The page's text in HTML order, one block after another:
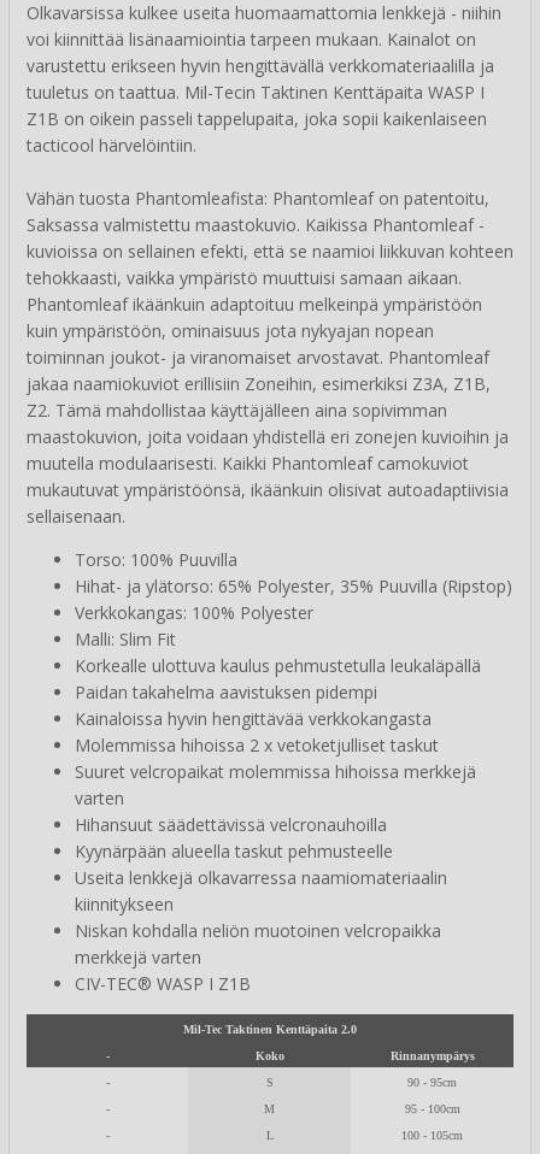
Olkavarsissa kulkee useita huomaamattomia lenkkejä - niihin
voi kiinnittää lisänaamiointia tarpeen mukaan. Kainalot on
varustettu erikseen hyvin hengittävällä verkkomateriaalilla ja
tuuletus on taattua. Mil-Tecin Taktinen Kenttäpaita WASP I
Z1B on oikein passeli tappelupaita, joka sopii kaikenlaiseen
tacticool härvelöintiin.
Vähän tuosta Phantomleafista: Phantomleaf on patentoitu,
Saksassa valmistettu maastokuvio. Kaikissa Phantomleaf -
kuvioissa on sellainen efekti, että se naamioi liikkuvan kohteen
tehokkaasti, vaikka ympäristö muuttuisi samaan aikaan.
Phantomleaf ikäänkuin adaptoituu melkeinpä ympäristöön
kuin ympäristöön, ominaisuus jota nykyajan nopean
toiminnan joukot- ja viranomaiset arvostavat. Phantomleaf
jakaa naamiokuviot erillisiin Zoneihin, esimerkiksi Z3A, Z1B,
Z2. Tämä mahdollistaa käyttäjälleen aina sopivimman
maastokuvion, joita voidaan yhdistellä eri zonejen kuvioihin ja
muutella modulaarisesti. Kaikki Phantomleaf camokuviot
mukautuvat ympäristöönsä, ikäänkuin olisivat autoadaptiivisia
sellaisenaan.
Torso: 100% Puuvilla
Hihat- ja ylätorso: 65% Polyester, 35% Puuvilla (Ripstop)
Verkkokangas: 100% Polyester
Malli: Slim Fit
Korkealle ulottuva kaulus pehmustetulla leukaläpällä
Paidan takahelma aavistuksen pidempi
Kainaloissa hyvin hengittävää verkkokangasta
Molemmissa hihoissa 2 x vetoketjulliset taskut
Suuret velcropaikat molemmissa hihoissa merkkejä
varten
Hihansuut säädettävissä velcronauhoilla
Kyynärpään alueella taskut pehmusteelle
Useita lenkkejä olkavarressa naamiomateriaalin
kiinnitykseen
Niskan kohdalla neliön muotoinen velcropaikka
merkkejä varten
CIV-TEC® WASP I Z1B
Mil-Tec Taktinen Kenttäpaita 2.0
-
Koko
Rinnanympärys
-
S
90 - 95cm
-
M
95 - 100cm
-
L 100 - 105cm